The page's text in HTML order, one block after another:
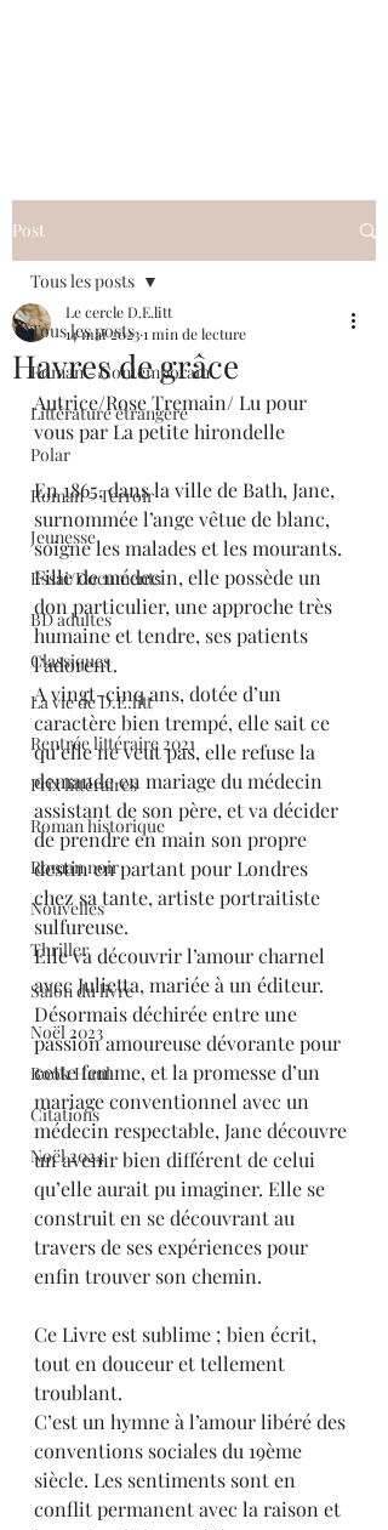
Post
Tous les posts
Roman - Contemporain
Littérature étrangère
Polar
Roman - Terroir
Jeunesse
Essai/Documents
BD adultes
Classiques
La vie de D.E.litt
Rentrée littéraire 2021
Prix littéraires
Roman historique
Roman noir
Nouvelles
Thriller
Salon du livre
Noël 2023
Book Haul
Citations
Noël 2024
Tous les posts
Havres de grâce
Le cercle D.E.litt
14 mai 20231 min de lecture
Autrice/Rose Tremain/ Lu pour
vous par La petite hirondelle
En 1865, dans la ville de Bath, Jane,
surnommée l’ange vêtue de blanc,
soigne les malades et les mourants.
Fille de médecin, elle possède un
don particulier, une approche très
humaine et tendre, ses patients
l’adorent.
A vingt-cinq ans, dotée d’un
caractère bien trempé, elle sait ce
qu’elle ne veut pas, elle refuse la
demande en mariage du médecin
assistant de son père, et va décider
de prendre en main son propre
destin en partant pour Londres
chez sa tante, artiste portraitiste
sulfureuse.
Elle va découvrir l’amour charnel
avec Julietta, mariée à un éditeur.
Désormais déchirée entre une
passion amoureuse dévorante pour
cette femme, et la promesse d’un
mariage conventionnel avec un
médecin respectable, Jane découvre
un avenir bien différent de celui
qu’elle aurait pu imaginer. Elle se
construit en se découvrant au
travers de ses expériences pour
enfin trouver son chemin.
Ce Livre est sublime ; bien écrit,
tout en douceur et tellement
troublant.
C’est un hymne à l’amour libéré des
conventions sociales du 19ème
siècle. Les sentiments sont en
conflit permanent avec la raison et